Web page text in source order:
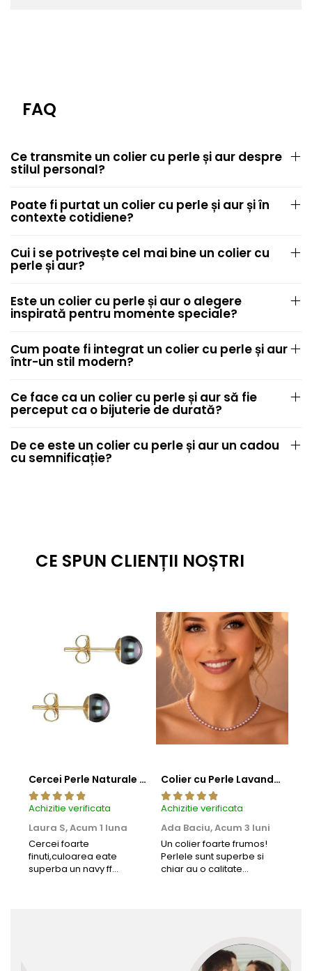
FAQ
Ce transmite un colier cu perle și aur despre
stilul personal?
Poate fi purtat un colier cu perle și aur și în
contexte cotidiene?
Cui i se potrivește cel mai bine un colier cu
perle și aur?
Este un colier cu perle și aur o alegere
inspirată pentru momente speciale?
Cum poate fi integrat un colier cu perle și aur
într-un stil modern?
Ce face ca un colier cu perle și aur să fie
perceput ca o bijuterie de durată?
De ce este un colier cu perle și aur un cadou
cu semnificație?
CE SPUN CLIENȚII NOȘTRI
Cercei Perle Naturale Negre 5-6 mm, Buton AAA, Aur 14K (aur 585), Tip Șurub | KASKADDA®
Achizitie verificata
Laura S,Acum 1 luna
Cercei foarte
finuti,culoarea eate
superba un navy ff
Colier cu Perle Lavanda la Baza Gatului, de 4-5 mm, Perle Rare, Calitate AAA+, Aur 14K | KASKADDA®
Achizitie verificata
Ada Baciu,Acum 3 luni
Un colier foarte frumos!
Perlele sunt superbe si
chiar au o calitate